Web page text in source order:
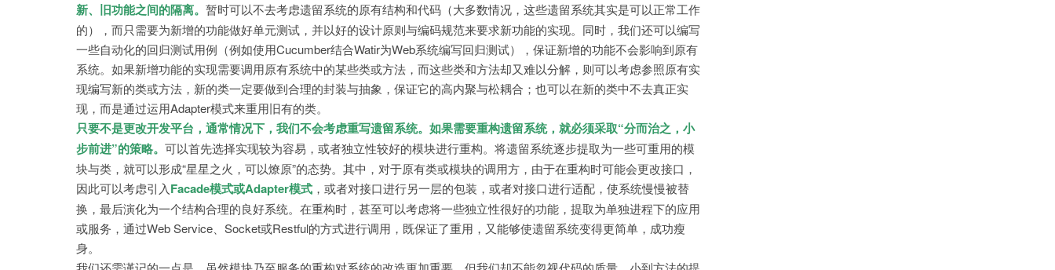
新、旧功能之间的隔离。 暂时可以不去考虑遗留系统的原有结构和代码（大多数情况，这些遗留系统其实是可以正常工作
的），而只需要为新增的功能做好单元测试，并以好的设计原则与编码规范来要求新功能的实现。同时，我们还可以编写
一些自动化的回归测试用例（例如使用Cucumber结合Watir为Web系统编写回归测试），保证新增的功能不会影响到原有
系统。如果新增功能的实现需要调用原有系统中的某些类或方法，而这些类和方法却又难以分解，则可以考虑参照原有实
现编写新的类或方法，新的类一定要做到合理的封装与抽象，保证它的高内聚与松耦合；也可以在新的类中不去真正实
现，而是通过运用Adapter模式来重用旧有的类。
只要不是更改开发平台，通常情况下，我们不会考虑重写遗留系统。 如果需要重构遗留系统，就必须采取“分而治之，小
步前进”的策略。 可以首先选择实现较为容易，或者独立性较好的模块进行重构。将遗留系统逐步提取为一些可重用的模
块与类，就可以形成“星星之火，可以燎原”的态势。其中，对于原有类或模块的调用方，由于在重构时可能会更改接口，
因此可以考虑引入Facade模式或Adapter模式 ，或者对接口进行另一层的包装，或者对接口进行适配，使系统慢慢被替
换，最后演化为一个结构合理的良好系统。在重构时，甚至可以考虑将一些独立性很好的功能，提取为单独进程下的应用
或服务，通过Web Service、Socket或Restful的方式进行调用，既保证了重用，又能够使遗留系统变得更简单，成功瘦
身。